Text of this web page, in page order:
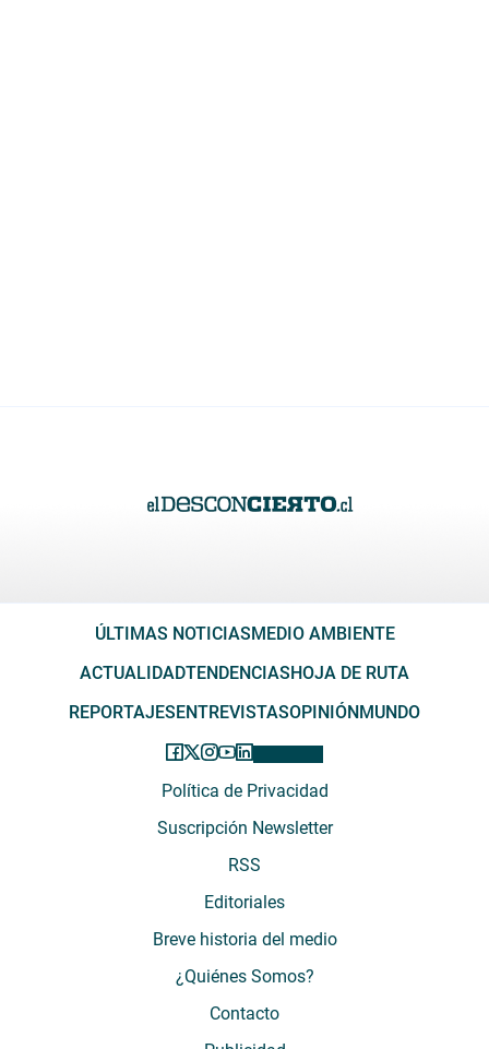
ÚLTIMAS NOTICIASMEDIO AMBIENTE
ACTUALIDADTENDENCIASHOJA DE RUTA
REPORTAJESENTREVISTASOPINIÓNMUNDO
Política de Privacidad
Suscripción Newsletter
RSS
Editoriales
Breve historia del medio
¿Quiénes Somos?
Contacto